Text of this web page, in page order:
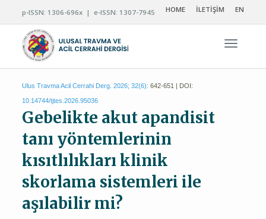
p-ISSN: 1306-696x | e-ISSN: 1307-7945 HOME İLETİŞİM EN
Ulus Travma Acil Cerrahi Derg. 2026; 32(6): 642-651 | DOI:
10.14744/tjtes.2026.95036
Gebelikte akut apandisit
tanı yöntemlerinin
kısıtlılıkları klinik
skorlama sistemleri ile
aşılabilir mi?